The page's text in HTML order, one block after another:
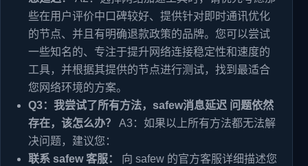
些在用户评价中口碑较好、提供针对即时通讯优化
的节点、并且有明确退款政策的品牌。您可以尝试
一些知名的、专注于提升网络连接稳定性和速度的
工具，并根据其提供的节点进行测试，找到最适合
您网络环境的方案。
Q3：我尝试了所有方法，safew消息延迟 问题依然
存在，该怎么办？
A3：如果以上所有方法都无法解
决问题，建议您：
联系 safew 客服：
向 safew 的官方客服详细描述您